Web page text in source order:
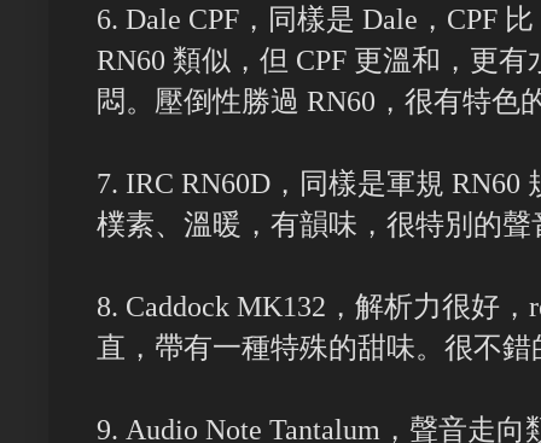
6. Dale CPF，同樣是 Dale，CPF
RN60 類似，但 CPF 更溫和，更
悶。壓倒性勝過 RN60，很有特色
7. IRC RN60D，同樣是軍規 RN60
樸素、溫暖，有韻味，很特別的聲
8. Caddock MK132，解析力很好
直，帶有一種特殊的甜味。很不錯
9. Audio Note Tantalum，聲音走